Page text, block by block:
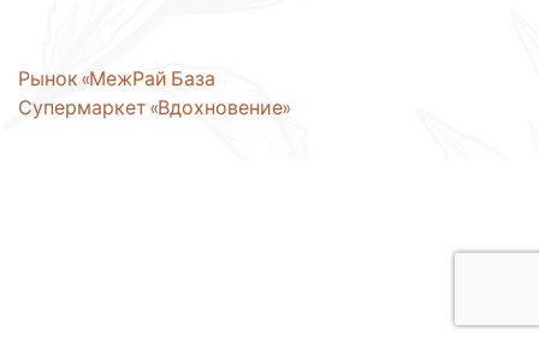
Навигация
по
Рынок «МежРай База
Супермаркет «Вдохновение»